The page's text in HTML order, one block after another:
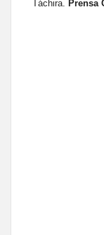
Táchira. Prensa